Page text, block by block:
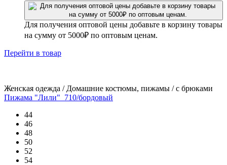
Для получения оптовой цены добавьте в корзину товары
на сумму от 5000₽ по оптовым ценам.
Перейти в товар
Женская одежда / Домашние костюмы, пижамы / с брюками
Пижама "Лили"_710/бордовый
44
46
48
50
52
54